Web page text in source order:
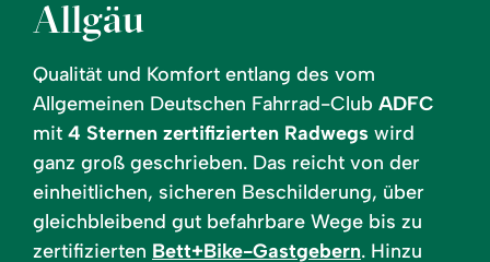
Allgäu
Qualität und Komfort entlang des vom
Allgemeinen Deutschen Fahrrad-Club ADFC
mit 4 Sternen zertifizierten Radwegs wird
ganz groß geschrieben. Das reicht von der
einheitlichen, sicheren Beschilderung, über
gleichbleibend gut befahrbare Wege bis zu
zertifizierten Bett+Bike-Gastgebern. Hinzu